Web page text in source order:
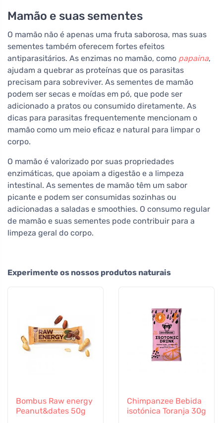
Mamão e suas sementes
O mamão não é apenas uma fruta saborosa, mas suas
sementes também oferecem fortes efeitos
antiparasitários. As enzimas no mamão, como papaina,
ajudam a quebrar as proteínas que os parasitas
precisam para sobreviver. As sementes de mamão
podem ser secas e moídas em pó, que pode ser
adicionado a pratos ou consumido diretamente. As
dicas para parasitas frequentemente mencionam o
mamão como um meio eficaz e natural para limpar o
corpo.
O mamão é valorizado por suas propriedades
enzimáticas, que apoiam a digestão e a limpeza
intestinal. As sementes de mamão têm um sabor
picante e podem ser consumidas sozinhas ou
adicionadas a saladas e smoothies. O consumo regular
de mamão e suas sementes pode contribuir para a
limpeza geral do corpo.
Experimente os nossos produtos naturais
Bombus Raw energy
Peanut&dates 50g
Chimpanzee Bebida
isotónica Toranja 30g